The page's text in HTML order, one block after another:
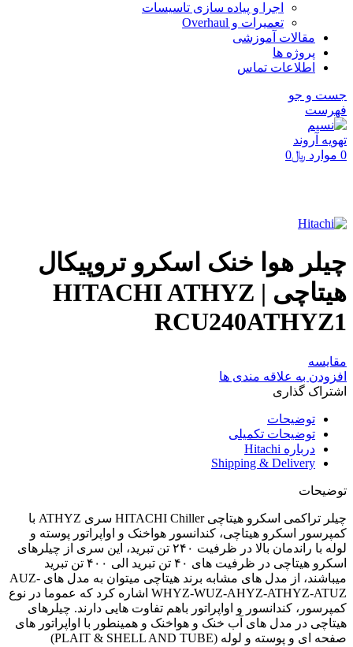
اجرا و پیاده سازی تاسیسات
تعمیرات و Overhaul
مقالات آموزشی
پروژه ها
اطلاعات تماس
جست و جو
فهرست
0 موارد ﷼0
چیلر هوا خنک اسکرو تروپیکال
هیتاچی | HITACHI ATHYZ
RCU240ATHYZ1
مقایسه
افزودن به علاقه مندی ها
اشتراک گذاری
توضیحات
توضیحات تکمیلی
درباره Hitachi
Shipping & Delivery
توضیحات
چیلر تراکمی اسکرو هیتاچی HITACHI Chiller سری ATHYZ با
کمپرسور اسکرو هیتاچی، کندانسور هواخنک و اواپراتور پوسته و
لوله با راندمان بالا در ظرفیت ۲۴۰ تن تبرید، این سری از چیلرهای
اسکرو هیتاچی در ظرفیت های ۴۰ تن تبرید الی ۴۰۰ تن تبرید
میباشند، از مدل های مشابه برند هیتاچی میتوان به مدل های AUZ-
WHYZ-WUZ-AHYZ-ATHYZ-ATUZ اشاره کرد که عموما در نوع
کمپرسور، کندانسور و اواپراتور باهم تفاوت هایی دارند. چیلرهای
هیتاچی در مدل های آب خنک و هواخنک و همینطور با اواپراتور های
صفحه ای و پوسته و لوله (PLAIT & SHELL AND TUBE)